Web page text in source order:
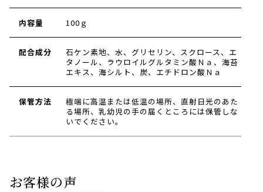
内容量 100ｇ
配合成分
石ケン素地、水、グリセリン、スクロース、エ
タノール、ラウロイルグルタミン酸Ｎａ、海苔
エキス、海シルト、炭、エチドロン酸Ｎａ
保管方法
極端に高温または低温の場所、直射日光のあた
る場所、乳幼児の手の届くところには保管しな
いでください。
お客様の声